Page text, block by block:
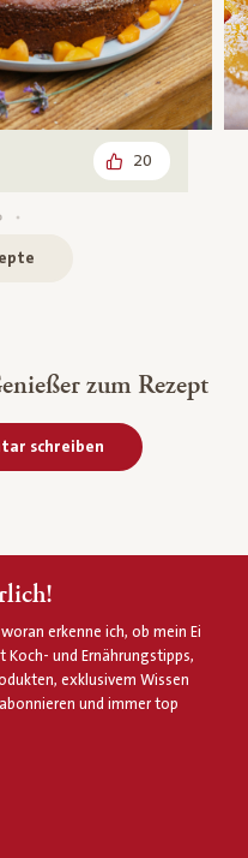
20
zum Rezept
schreiben
erkenne ich, ob mein Ei
und Ernährungstipps,
exklusivem Wissen
und immer top